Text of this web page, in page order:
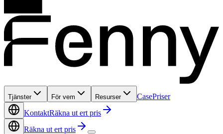
Tjänster För vem Resurser CasePriser
KontaktRäkna ut ert pris
Räkna ut ert pris